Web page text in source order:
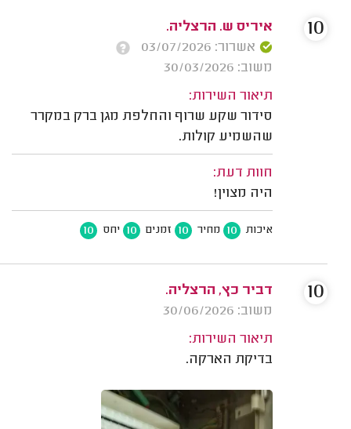
איריס ש. הרצליה.
אשרור: 03/07/2026
משוב: 30/03/2026
תיאור השירות:
סידור שקע שרוף והחלפת מגן ברק במקרר
שהשמיע קולות.
חוות דעת:
היה מצוין!
איכות 10 מחיר 10 זמנים 10 יחס 10
10
דביר כץ, הרצליה.
משוב: 30/06/2026
תיאור השירות:
בדיקת הארקה.
10